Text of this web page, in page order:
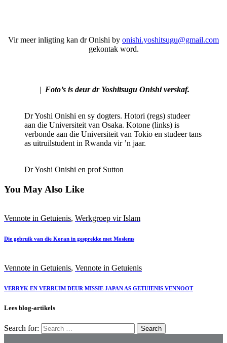
Vir meer inligting kan dr Onishi by onishi.yoshitsugu@gmail.com
gekontak word.
| Foto’s is deur dr Yoshitsugu Onishi verskaf.
Dr Yoshi Onishi en sy dogters. Hotori (regs) studeer
aan die Universiteit van Osaka. Kotone (links) is
verbonde aan die Universiteit van Tokio en studeer tans
as uitruilstudent in Rwanda vir ’n jaar.
Dr Yoshi Onishi en prof Sutton
You May Also Like
Vennote in Getuienis, Werkgroep vir Islam
Die gebruik van die Koran in gesprekke met Moslems
Vennote in Getuienis, Vennote in Getuienis
VERRYK EN VERRUIM DEUR MISSIE JAPAN AS GETUIENIS VENNOOT
Lees blog-artikels
Search for: